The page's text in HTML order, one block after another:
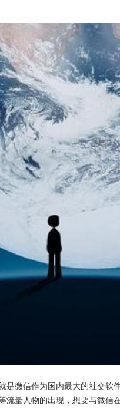
是微信作为国内最大的社交
流量人物的出现，想要与微信